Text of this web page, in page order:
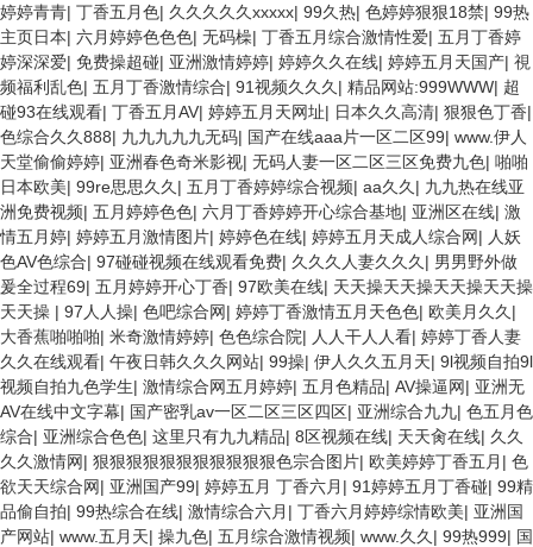
婷婷青青| 丁香五月色| 久久久久久xxxxx| 99久热| 色婷婷狠狠18禁| 99热
主页日本| 六月婷婷色色色| 无码橾| 丁香五月综合激情性爱| 五月丁香婷
婷深深爱| 免费操超碰| 亚洲激情婷婷| 婷婷久久在线| 婷婷五月天国产| 視
频福利乱色| 五月丁香激情综合| 91视频久久久 | 精品网站:999WWW| 超
碰93在线观看| 丁香五月AV| 婷婷五月天网址| 日本久久高清| 狠狠色丁香|
色综合久久888| 九九九九九无码| 国产在线aaa片一区二区99| www.伊人
天堂偷偷婷婷| 亚洲春色奇米影视| 无码人妻一区二区三区免费九色| 啪啪
日本欧美| 99re思思久久 | 五月丁香婷婷综合视频| aa久久 | 九九热在线亚
洲免费视频| 五月婷婷色色| 六月丁香婷婷开心综合基地| 亚洲区在线| 激
情五月婷| 婷婷五月激情图片| 婷婷色在线| 婷婷五月天成人综合网| 人妖
色AV色综合| 97碰碰视频在线观看免费| 久久久人妻久久久 | 男男野外做
爰全过程69| 五月婷婷开心丁香| 97欧美在线| 天天操天天操天天操天天操
天天操 | 97人人操| 色吧综合网| 婷婷丁香激情五月天色色| 欧美月久久 |
大香蕉啪啪啪| 米奇激情婷婷| 色色综合院| 人人干人人看| 婷婷丁香人妻
久久在线观看| 午夜日韩久久久网站| 99操| 伊人久久五月天| 9l视频自拍9l
视频自拍九色学生| 激情综合网五月婷婷| 五月色精品| AV操逼网| 亚洲无
AV在线中文字幕| 国产密乳av一区二区三区四区| 亚洲综合九九| 色五月色
综合| 亚洲综合色色| 这里只有九九精品| 8区视频在线| 天天肏在线| 久久
久久激情网| 狠狠狠狠狠狠狠狠狠狠狠色宗合图片| 欧美婷婷丁香五月 | 色
欲天天综合网| 亚洲国产99| 婷婷五月 丁香六月 | 91婷婷五月丁香碰| 99精
品偷自拍| 99热综合在线| 激情综合六月 | 丁香六月婷婷综情欧美| 亚洲国
产网站| www.五月天| 操九色| 五月综合激情视频| www.久久 | 99热999| 国